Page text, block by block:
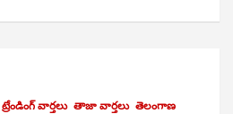
ట్రేండింగ్ వార్తలు తాజా వార్తలు తెలంగాణ